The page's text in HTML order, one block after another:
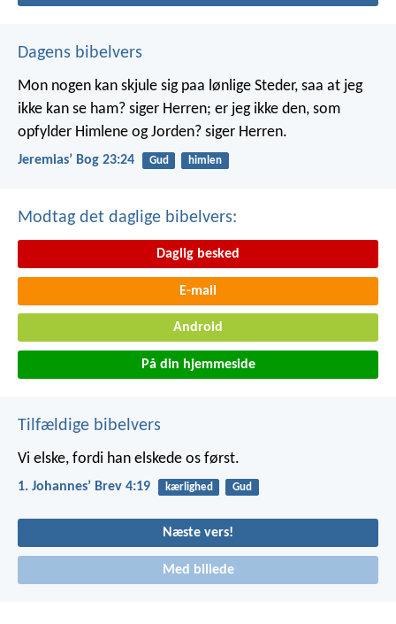
Dagens bibelvers
Mon nogen kan skjule sig paa lønlige Steder, saa at jeg
ikke kan se ham? siger Herren; er jeg ikke den, som
opfylder Himlene og Jorden? siger Herren.
Jeremiasʼ Bog 23:24 Gud himlen
Modtag det daglige bibelvers:
Daglig besked
E-mail
Android
På din hjemmeside
Tilfældige bibelvers
Vi elske, fordi han elskede os først.
1. Johannesʼ Brev 4:19 kærlighed Gud
Næste vers!
Med billede